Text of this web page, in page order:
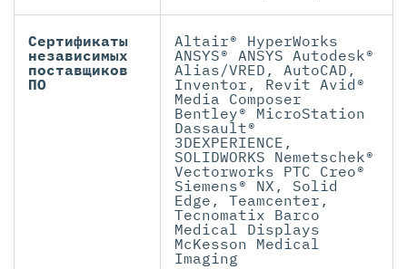
Сертификаты
независимых
поставщиков
ПО
Altair® HyperWorks
ANSYS® ANSYS Autodesk®
Alias/VRED, AutoCAD,
Inventor, Revit Avid®
Media Composer
Bentley® MicroStation
Dassault®
3DEXPERIENCE,
SOLIDWORKS Nemetschek®
Vectorworks PTC Creo®
Siemens® NX, Solid
Edge, Teamcenter,
Tecnomatix Barco
Medical Displays
McKesson Medical
Imaging